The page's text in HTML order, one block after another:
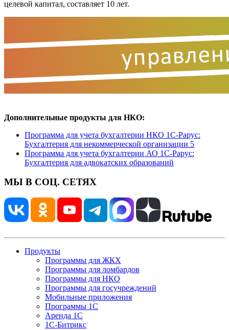
целевой капитал, составляет 10 лет.
Дополнительные продукты для НКО:
Программа для учета бухгалтерии НКО 1С-Рарус:
Бухгалтерия для некоммерческой организации 5
Программа для учета бухгалтерии АО 1С-Рарус:
Бухгалтерия для адвокатских образований
МЫ В СОЦ. СЕТЯХ
Продукты
Программы для ЖКХ
Программы для ломбардов
Программы для НКО
Программы для госучреждений
Мобильные приложения
Программы 1С
Аренда 1С
1С-Битрикс